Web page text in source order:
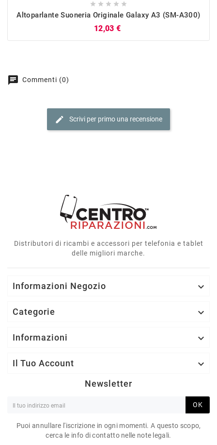
    
Altoparlante Suoneria Originale Galaxy A3 (SM-A300)
12,03 €
chat Commenti (0)
edit Scrivi per primo una recensione
Distributori di ricambi e accessori per telefonia e tablet
delle migliori marche.
Informazioni Negozio 
Categorie 
Informazioni 
Il Tuo Account 
Newsletter
OK
Puoi annullare l'iscrizione in ogni momenti. A questo scopo,
cerca le info di contatto nelle note legali.